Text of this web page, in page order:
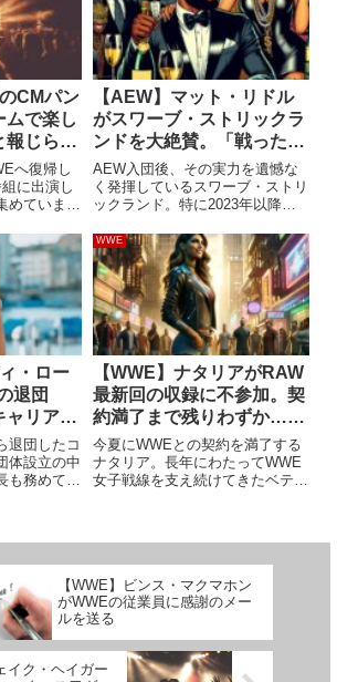
CMパン
ムで楽し
報じられ
スし、
へ復帰し
に出演し
めていま
ことがあ
関係も悪化
す。実際、
【AEW】マット・リドル
がスワーブ・ストリックラ
ンドを大絶賛。「戦った中
で最高のレスラーの一人
だ」
AEW入団後、その実力を遺憾な
く発揮しているスワーブ・ストリ
ックランド。特に2023年以降の
ン・アダム・ペイジとの激しい抗
争やAEW世界王座チャンピオン
としてAll Inのメインイベントに
立つなど、まさにキャリ...
・ロー
退団
ャリアで
った」
退団したコ
体設立の中
務めてい
おり...
WWE
【WWE】ナタリアがRAW
最新回の収録に不参加。契
約満了まで残りわずか…交
渉はどうなる？
今夏にWWEとの契約を満了する
ナタリア。長年にわたってWWE
女子戦線を支え続けてきたベテラ
ば、彼女はRAW最新回...
【WWE】ビンス・マクマホン
がWWEの従業員に感謝のメー
ルを送る
イク・ヘイガー